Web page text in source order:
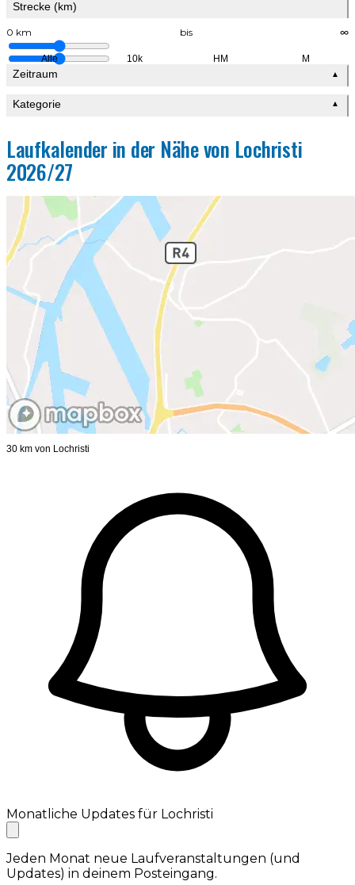
Strecke (km)
0 km bis ∞
Alle 10k HM M
Zeitraum ▲
Kategorie ▲
Laufkalender in der Nähe von Lochristi
2026/27
30 km von Lochristi
Monatliche Updates für Lochristi
Jeden Monat neue Laufveranstaltungen (und
Updates) in deinem Posteingang.